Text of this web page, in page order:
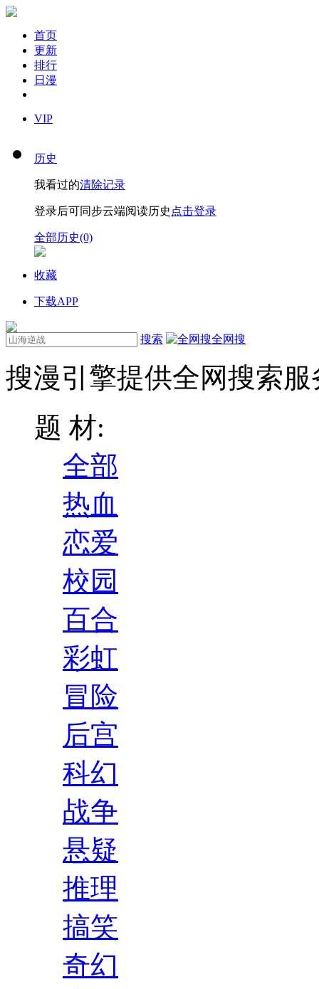
首页
更新
排行
日漫
VIP
历史
我看过的清除记录
登录后可同步云端阅读历史 点击登录
全部历史(0)
收藏
下载APP
搜索 全网搜
搜漫引擎提供全网搜索服
题 材:
全部
热血
恋爱
校园
百合
彩虹
冒险
后宫
科幻
战争
悬疑
推理
搞笑
奇幻